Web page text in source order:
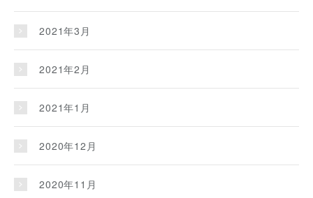
2021年3月
2021年2月
2021年1月
2020年12月
2020年11月